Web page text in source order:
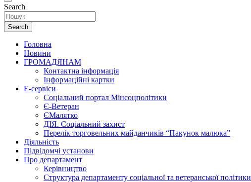
Search
Search
Головна
Новини
ГРОМАДЯНАМ
Контактна інформація
Інформаційні картки
Е-сервіси
Соціальний портал Мінсоцполітики
Є-Ветеран
ЄМалятко
ДІЯ. Соціальний захист
Перелік торговельних майданчиків “Пакунок малюка”
Діяльність
Підвідомчі установи
Про департамент
Керівництво
Структура департаменту соціальної та ветеранської політики